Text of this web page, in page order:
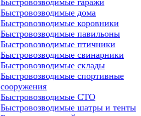
Быстровозводимые гаражи
Быстровозводимые дома
Быстровозводимые коровники
Быстровозводимые павильоны
Быстровозводимые птичники
Быстровозводимые свинарники
Быстровозводимые склады
Быстровозводимые спортивные
сооружения
Быстровозводимые СТО
Быстровозводимые шатры и тенты